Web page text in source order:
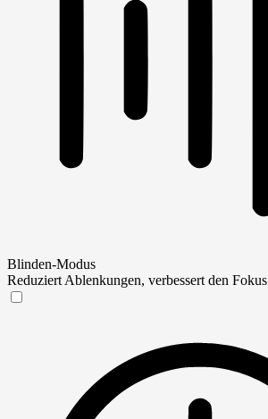
Blinden-Modus
Reduziert Ablenkungen, verbessert den Fokus